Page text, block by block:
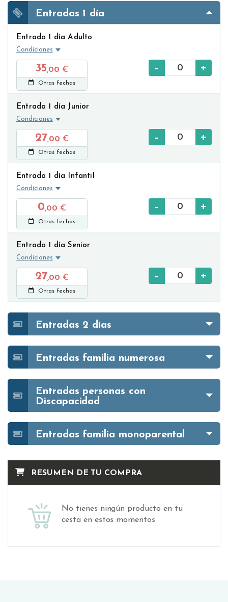
Entradas 1 día
35,00 €
Otras fechas
Entrada 1 día Adulto
Condiciones
- +
27,00 €
Otras fechas
Entrada 1 día Junior
Condiciones
- +
0,00 €
Otras fechas
Entrada 1 día Infantil
Condiciones
- +
27,00 €
Otras fechas
Entrada 1 día Senior
Condiciones
- +
Entradas 2 días
Entradas familia numerosa
Entradas personas con
Discapacidad
Entradas familia monoparental
RESUMEN DE TU COMPRA
No tienes ningún producto en tu
cesta en estos momentos